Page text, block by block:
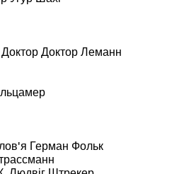
Доктор Леманн
Герман Фольк